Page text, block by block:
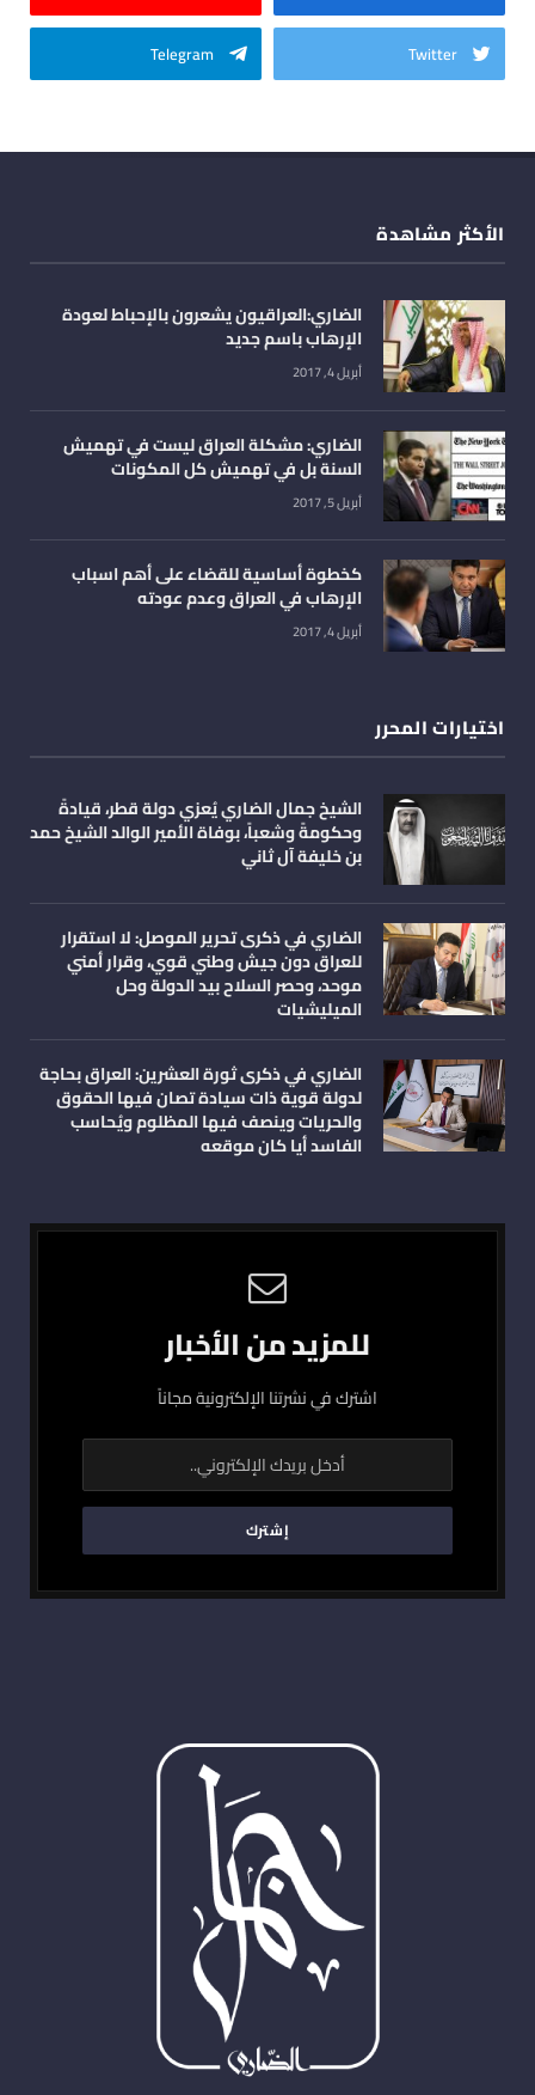
Twitter
Telegram
الأكثر مشاهدة
الضاري:العراقيون يشعرون بالإحباط لعودة
الإرهاب باسم جديد
أبريل 4, 2017
الضاري: مشكلة العراق ليست في تهميش
السنة بل في تهميش كل المكونات
أبريل 5, 2017
كخطوة أساسية للقضاء على أهم اسباب
الإرهاب في العراق وعدم عودته
أبريل 4, 2017
اختيارات المحرر
الشيخ جمال الضاري يُعزي دولة قطر، قيادةً
وحكومةً وشعباً، بوفاة الأمير الوالد الشيخ حمد
بن خليفة آل ثاني
الضاري في ذكرى تحرير الموصل: لا استقرار
للعراق دون جيش وطني قوي، وقرار أمني
موحد، وحصر السلاح بيد الدولة وحل
الميليشيات
الضاري في ذكرى ثورة العشرين: العراق بحاجة
لدولة قوية ذات سيادة تصان فيها الحقوق
والحريات وينصف فيها المظلوم ويُحاسب
الفاسد أيا كان موقعه
للمزيد من الأخبار
اشترك في نشرتنا الإلكترونية مجاناً